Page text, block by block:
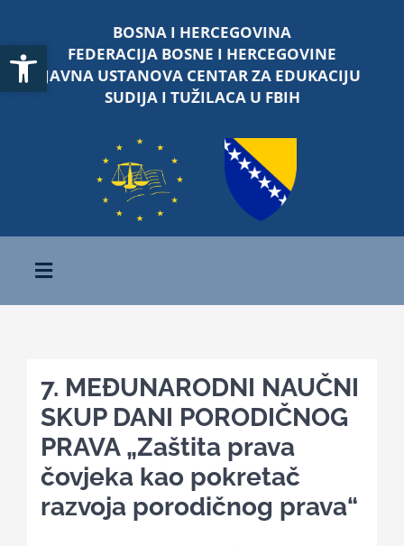
Open toolbar
content
BOSNA I HERCEGOVINA
FEDERACIJA BOSNE I HERCEGOVINE
JAVNA USTANOVA CENTAR ZA EDUKACIJU
SUDIJA I TUŽILACA U FBIH
Toggle
Navigation
O nama
Kalendar aktivnosti
Edukativni materijali
7. MEĐUNARODNI NAUČNI
SKUP DANI PORODIČNOG
PRAVA „Zaštita prava
čovjeka kao pokretač
razvoja porodičnog prava“